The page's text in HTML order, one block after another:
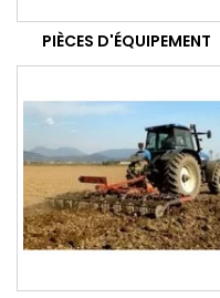
PIÈCES D'ÉQUIPEMENT